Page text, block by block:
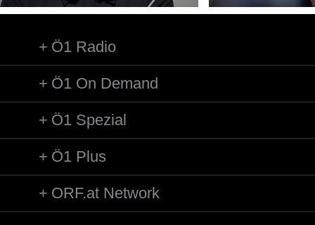
Ö1 Radio
Ö1 On Demand
Ö1 Spezial
Ö1 Plus
ORF.at Network